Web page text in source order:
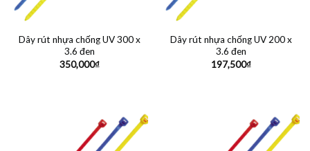
Dây rút nhựa chống UV 300 x
3.6 đen
350,000₫
Dây rút nhựa chống UV 200 x
3.6 đen
197,500₫